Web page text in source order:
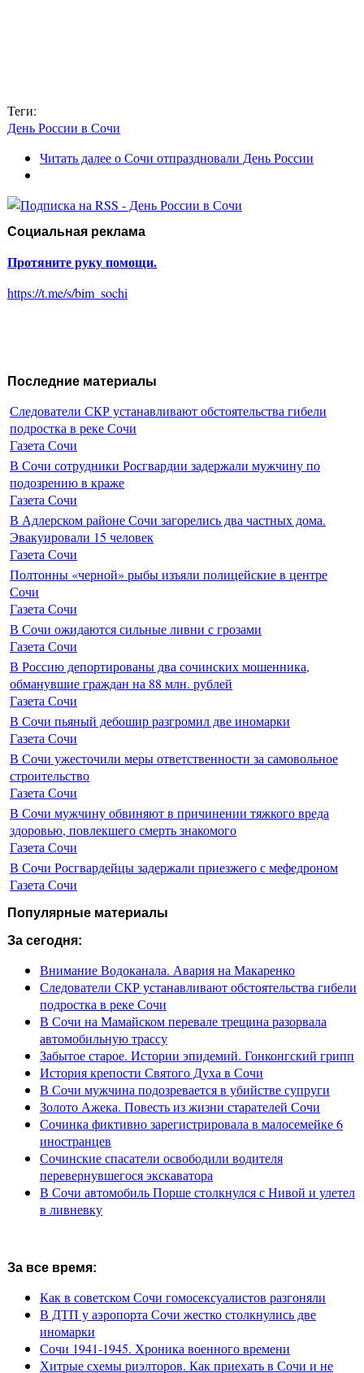
Теги:
День России в Сочи
Читать далеео Сочи отпраздновали День России
Социальная реклама
Протяните руку помощи.
https://t.me/s/bim_sochi
Последние материалы
Следователи СКР устанавливают обстоятельства гибели
подростка в реке Сочи
Газета Сочи
В Сочи сотрудники Росгвардии задержали мужчину по
подозрению в краже
Газета Сочи
В Адлерском районе Сочи загорелись два частных дома.
Эвакуировали 15 человек
Газета Сочи
Полтонны «черной» рыбы изъяли полицейские в центре
Сочи
Газета Сочи
В Сочи ожидаются сильные ливни с грозами
Газета Сочи
В Россию депортированы два сочинских мошенника,
обманувшие граждан на 88 млн. рублей
Газета Сочи
В Сочи пьяный дебошир разгромил две иномарки
Газета Сочи
В Сочи ужесточили меры ответственности за самовольное
строительство
Газета Сочи
В Сочи мужчину обвиняют в причинении тяжкого вреда
здоровью, повлекшего смерть знакомого
Газета Сочи
В Сочи Росгвардейцы задержали приезжего с мефедроном
Газета Сочи
Популярные материалы
За сегодня:
Внимание Водоканала. Авария на Макаренко
Следователи СКР устанавливают обстоятельства гибели
подростка в реке Сочи
В Сочи на Мамайском перевале трещина разорвала
автомобильную трассу
Забытое старое. Истории эпидемий. Гонконгский грипп
История крепости Святого Духа в Сочи
В Сочи мужчина подозревается в убийстве супруги
Золото Ажека. Повесть из жизни старателей Сочи
Сочинка фиктивно зарегистрировала в малосемейке 6
иностранцев
Сочинские спасатели освободили водителя
перевернувшегося экскаватора
В Сочи автомобиль Порше столкнулся с Нивой и улетел
в ливневку
За все время:
Как в советском Сочи гомосексуалистов разгоняли
В ДТП у аэропорта Сочи жестко столкнулись две
иномарки
Сочи 1941-1945. Хроника военного времени
Хитрые схемы риэлторов. Как приехать в Сочи и не